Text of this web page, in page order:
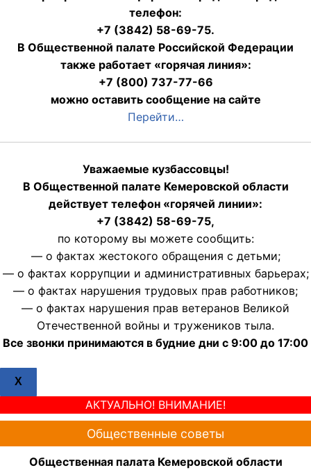
телефон:
+7 (3842) 58-69-75.
В Общественной палате Российской Федерации
также работает «горячая линия»:
+7 (800) 737-77-66
можно оставить сообщение на сайте
Перейти…
Уважаемые кузбассовцы!
В Общественной палате Кемеровской области
действует телефон «горячей линии»:
+7 (3842) 58-69-75,
по которому вы можете сообщить:
— о фактах жестокого обращения с детьми;
— о фактах коррупции и административных барьерах;
— о фактах нарушения трудовых прав работников;
— о фактах нарушения прав ветеранов Великой
Отечественной войны и тружеников тыла.
Все звонки принимаются в будние дни с 9:00 до 17:00
X
АКТУАЛЬНО! ВНИМАНИЕ!
Общественные советы
Общественная палата Кемеровской области